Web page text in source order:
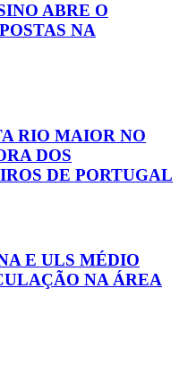
ABRE O
NA
RIO MAIOR NO
DOS
DE PORTUGAL
E ULS MÉDIO
NA ÁREA